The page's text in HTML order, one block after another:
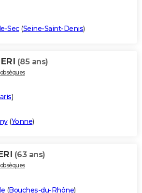
Sec(Seine-Saint-Denis)
(85 ans)
)
(Yonne)
(63 ans)
(Bouches-du-Rhône)